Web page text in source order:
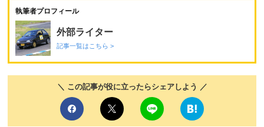
執筆者プロフィール
外部ライター
記事一覧はこちら >
＼ この記事が役に立ったらシェアしよう ／